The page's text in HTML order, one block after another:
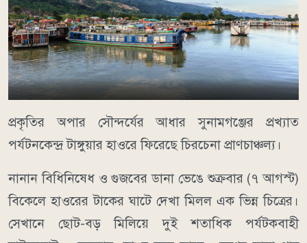
​প্রকৃতির অপার সৌন্দর্যের আধার সুনামগঞ্জের প্রখ্যাত
পর্যটনকেন্দ্র টাঙ্গুয়ার হাওরে ফিরেছে চিরচেনা প্রাণচাঞ্চল্য।
নানান বিধিনিষেধ ও গুজবের ডানা ভেঙে শুক্রবার (৭ আগস্ট)
বিকেলে হাওরের টাকের ঘাটে দেখা মিলল এক ভিন্ন চিত্রের।
সেখানে ছোট-বড় মিলিয়ে দুই শতাধিক পর্যটকবাহী